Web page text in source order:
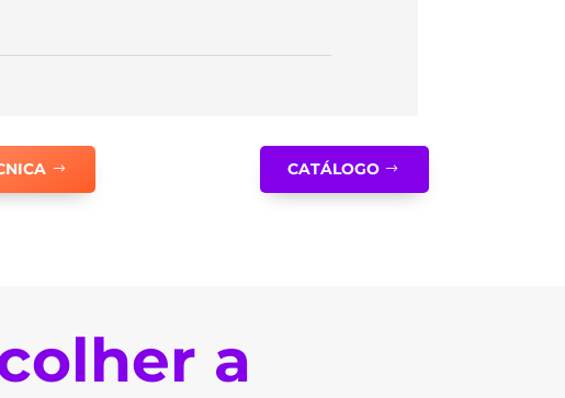
CATÁLOGO
a